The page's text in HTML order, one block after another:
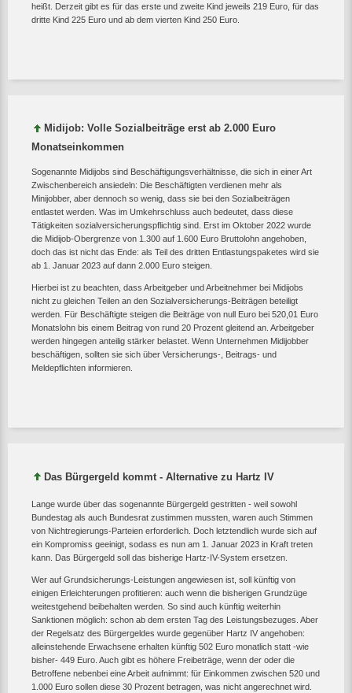
heißt. Derzeit gibt es für das erste und zweite Kind jeweils 219 Euro, für das
dritte Kind 225 Euro und ab dem vierten Kind 250 Euro.
Midijob: Volle Sozialbeiträge erst ab 2.000 Euro
Monatseinkommen
Sogenannte Midijobs sind Beschäftigungsverhältnisse, die sich in einer Art
Zwischenbereich ansiedeln: Die Beschäftigten verdienen mehr als
Minijobber, aber dennoch so wenig, dass sie bei den Sozialbeiträgen
entlastet werden. Was im Umkehrschluss auch bedeutet, dass diese
Tätigkeiten sozialversicherungspflichtig sind. Erst im Oktober 2022 wurde
die Midijob-Obergrenze von 1.300 auf 1.600 Euro Bruttolohn angehoben,
doch das ist nicht das Ende: als Teil des dritten Entlastungspaketes wird sie
ab 1. Januar 2023 auf dann 2.000 Euro steigen.
Hierbei ist zu beachten, dass Arbeitgeber und Arbeitnehmer bei Midijobs
nicht zu gleichen Teilen an den Sozialversicherungs-Beiträgen beteiligt
werden. Für Beschäftigte steigen die Beiträge von null Euro bei 520,01 Euro
Monatslohn bis einem Beitrag von rund 20 Prozent gleitend an. Arbeitgeber
werden hingegen anteilig stärker belastet. Wenn Unternehmen Midijobber
beschäftigen, sollten sie sich über Versicherungs-, Beitrags- und
Meldepflichten informieren.
Das Bürgergeld kommt - Alternative zu Hartz IV
Lange wurde über das sogenannte Bürgergeld gestritten - weil sowohl
Bundestag als auch Bundesrat zustimmen mussten, waren auch Stimmen
von Nichtregierungs-Parteien erforderlich. Doch letztendlich wurde sich auf
ein Kompromiss geeinigt, sodass es nun am 1. Januar 2023 in Kraft treten
kann. Das Bürgergeld soll das bisherige Hartz-IV-System ersetzen.
Wer auf Grundsicherungs-Leistungen angewiesen ist, soll künftig von
einigen Erleichterungen profitieren: auch wenn die bisherigen Grundzüge
weitestgehend beibehalten werden. So sind auch künftig weiterhin
Sanktionen möglich: schon ab dem ersten Tag des Leistungsbezuges. Aber
der Regelsatz des Bürgergeldes wurde gegenüber Hartz IV angehoben:
alleinstehende Erwachsene erhalten künftig 502 Euro monatlich statt -wie
bisher- 449 Euro. Auch gibt es höhere Freibeträge, wenn der oder die
Betroffene nebenbei eine Arbeit aufnimmt: für Einkommen zwischen 520 und
1.000 Euro sollen diese 30 Prozent betragen, was nicht angerechnet wird.